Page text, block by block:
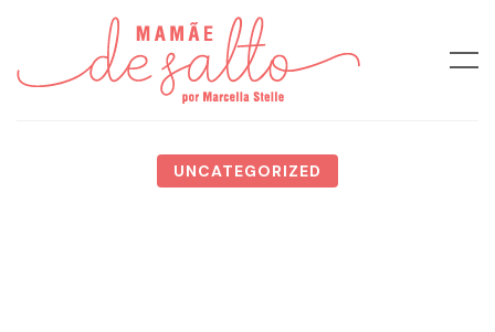
UNCATEGORIZED